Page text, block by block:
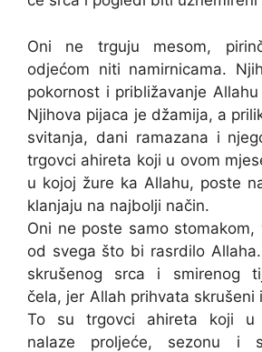
Oni ne trguju mesom,
odjećom niti namirnicama.
pokornost i približavanje
Njihova pijaca je džamija, a
svitanja, dani ramazana i
trgovci ahireta koji u ovom
u kojoj žure ka Allahu, poste
klanjaju na najbolji način.
Oni ne poste samo stomakom,
od svega što bi rasrdilo
skrušenog srca i smirenog
čela, jer Allah prihvata skrušeni
To su trgovci ahireta koji u
nalaze proljeće, sezonu i